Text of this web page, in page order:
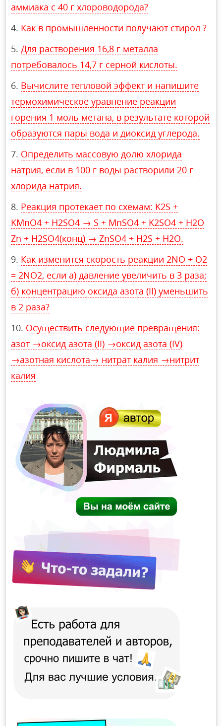
аммиака с 40 г хлороводорода?
Как в промышленности получают стирол ?
Для растворения 16,8 г металла
потребовалось 14,7 г серной кислоты.
Вычислите тепловой эффект и напишите
термохимическое уравнение реакции
горения 1 моль метана, в результате которой
образуются пары вода и диоксид углерода.
Определить массовую долю хлорида
натрия, если в 100 г воды растворили 20 г
хлорида натрия.
Реакция протекает по схемам: K2S +
KMnO4 + H2SO4 → S + MnSO4 + K2SO4 + H2O
Zn + H2SO4(конц) → ZnSO4 + H2S + H2O.
Как изменится скорость реакции 2NO + O2
= 2NO2, если а) давление увеличить в 3 раза;
б) концентрацию оксида азота (II) уменьшить
в 2 раза?
Осуществить следующие превращения:
азот →оксид азота (II) →оксид азота (IV)
→азотная кислота→ нитрат калия →нитрит
калия